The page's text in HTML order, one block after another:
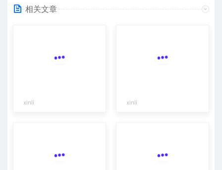
相关文章
xinli xinli